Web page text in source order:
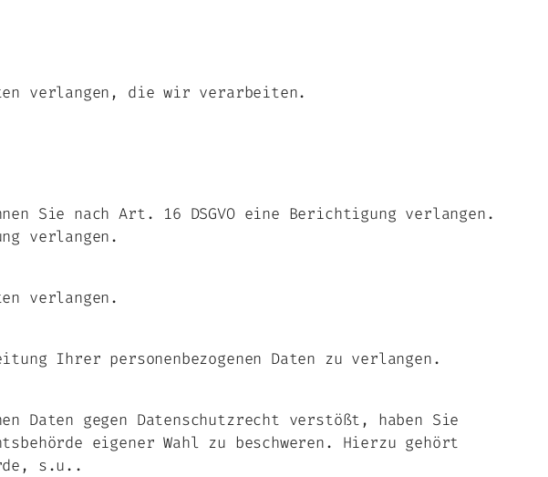
verlangen, die wir verarbeiten.
Sie nach Art. 16 DSGVO eine Berichtigung verlangen.
verlangen.
verlangen.
Ihrer personenbezogenen Daten zu verlangen.
Daten gegen Datenschutzrecht verstößt, haben Sie
eigener Wahl zu beschweren. Hierzu gehört
s.u..